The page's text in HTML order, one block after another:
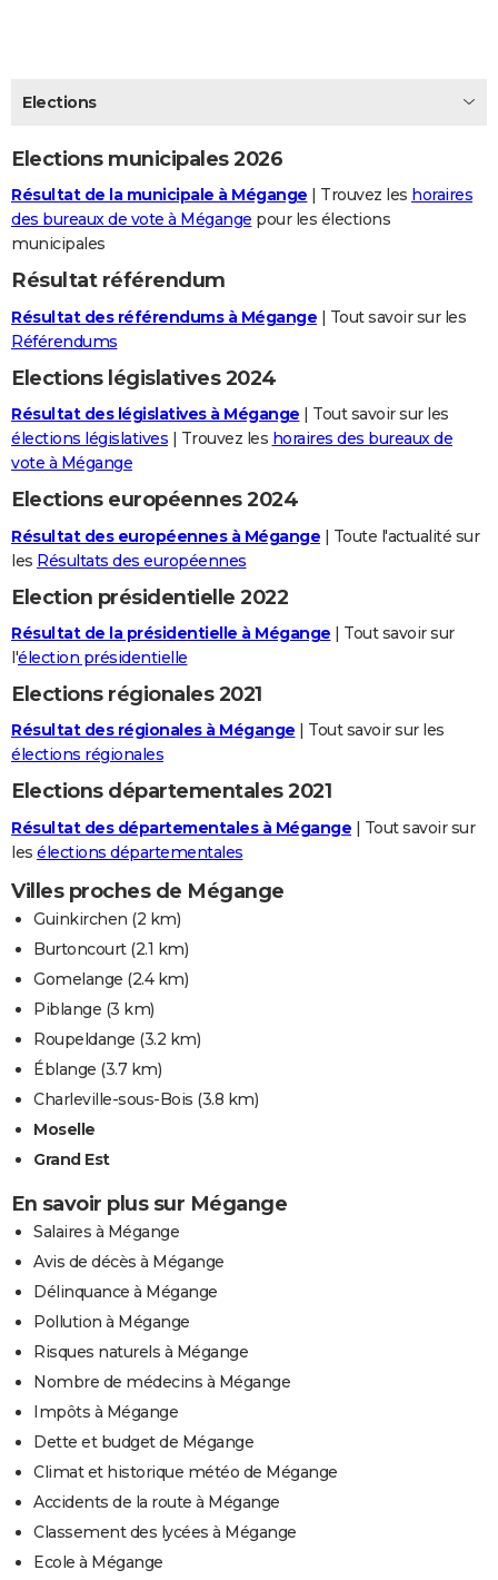
CARTE DE VOEUX
Carte de Noël
Carte Bonne année
Carte Saint-Valentin
Carte Pâques
Carte d'anniversaire
DICTIONNAIRE
Dictionnaire
Biographies
Citations
Expressions
Proverbes
PROGRAMME TV
S'inscrire
Se connecter
Lycées
Collèges
Primaires
Universités
Entreprises
Service militaire
Avis de recherche
AVIS DE DÉCÈS
FORUM
Bricolage
Lifestyle
Culture
Sport
Auto
Television
Voyage
Cinema
Elections
Elections municipales 2026
Résultat de la municipale à Mégange | Trouvez les horaires
des bureaux de vote à Mégange pour les élections
municipales
Résultat référendum
Résultat des référendums à Mégange | Tout savoir sur les
Référendums
Elections législatives 2024
Résultat des législatives à Mégange | Tout savoir sur les
élections législatives | Trouvez les horaires des bureaux de
vote à Mégange
Elections européennes 2024
Résultat des européennes à Mégange | Toute l'actualité sur
les Résultats des européennes
Election présidentielle 2022
Résultat de la présidentielle à Mégange | Tout savoir sur
l'élection présidentielle
Elections régionales 2021
Résultat des régionales à Mégange | Tout savoir sur les
élections régionales
Elections départementales 2021
Résultat des départementales à Mégange | Tout savoir sur
les élections départementales
Villes proches de Mégange
Guinkirchen (2 km)
Burtoncourt(2.1 km)
Gomelange (2.4 km)
Piblange (3 km)
Roupeldange (3.2 km)
Éblange (3.7 km)
Charleville-sous-Bois (3.8 km)
Moselle
Grand Est
En savoir plus sur Mégange
Salaires à Mégange
Avis de décès à Mégange
Délinquance à Mégange
Pollution à Mégange
Risques naturels à Mégange
Nombre de médecins à Mégange
Impôts à Mégange
Dette et budget de Mégange
Climat et historique météo de Mégange
Accidents de la route à Mégange
Classement des lycées à Mégange
Ecole à Mégange